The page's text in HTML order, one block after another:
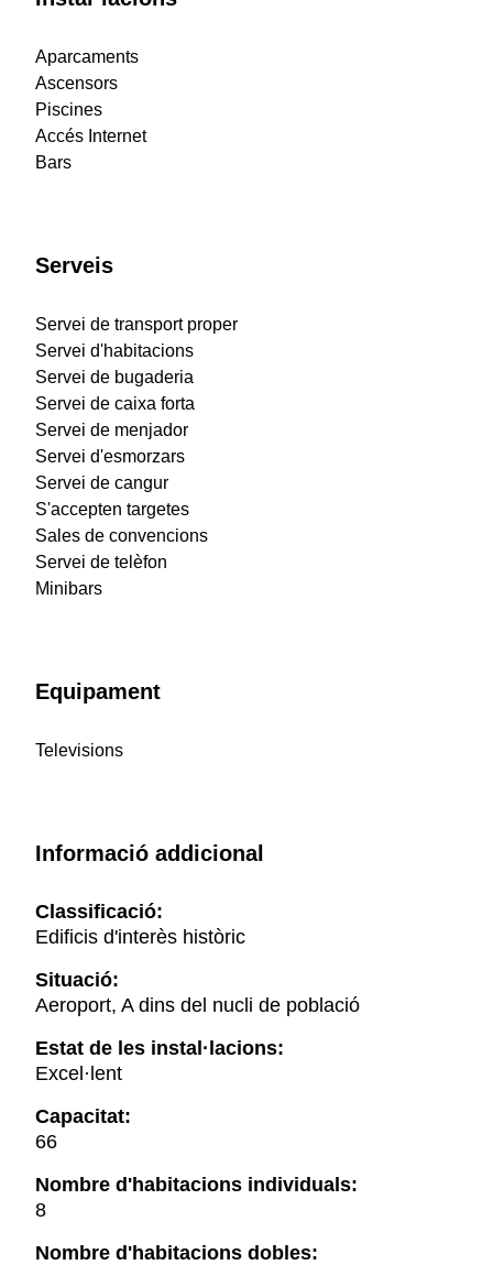
Aparcaments
Ascensors
Piscines
Accés Internet
Bars
Serveis
Servei de transport proper
Servei d'habitacions
Servei de bugaderia
Servei de caixa forta
Servei de menjador
Servei d'esmorzars
Servei de cangur
S'accepten targetes
Sales de convencions
Servei de telèfon
Minibars
Equipament
Televisions
Informació addicional
Classificació:
Edificis d'interès històric
Situació:
Aeroport, A dins del nucli de població
Estat de les instal·lacions:
Excel·lent
Capacitat:
66
Nombre d'habitacions individuals:
8
Nombre d'habitacions dobles: